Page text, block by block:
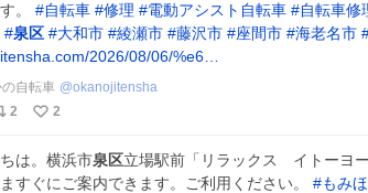
。 #自転車 #修理 #電動アシスト自転車 #自転車修
#泉区 #大和市 #綾瀬市 #藤沢市 #座間市 #海老名市
2026/08/06/%e6…
の自転車 @okanojitensha
2
2
は。横浜市泉区立場駅前「リラックス イトーヨー
すぐにご案内できます。ご利用ください。 #もみ